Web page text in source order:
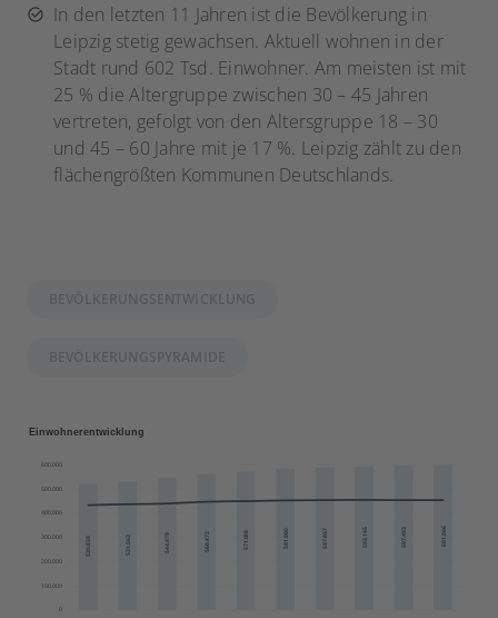
In den letzten 11 Jahren ist die Bevölkerung in
Leipzig stetig gewachsen. Aktuell wohnen in der
Stadt rund 602 Tsd. Einwohner. Am meisten ist mit
25 % die Altergruppe zwischen 30 – 45 Jahren
vertreten, gefolgt von den Altersgruppe 18 – 30
und 45 – 60 Jahre mit je 17 %. Leipzig zählt zu den
flächengrößten Kommunen Deutschlands.
BEVÖLKERUNGSENTWICKLUNG
BEVÖLKERUNGSPYRAMIDE